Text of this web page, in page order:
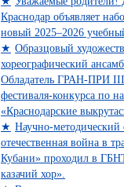
Краснодар объявляет
новый 2025–2026
Образцовый
хореографический
Обладатель ГРАН-ПРИ
фестиваля-конкурса по
«Краснодарские
Научно-методический
отечественная война в
Кубани» проходил в
казачий хор».